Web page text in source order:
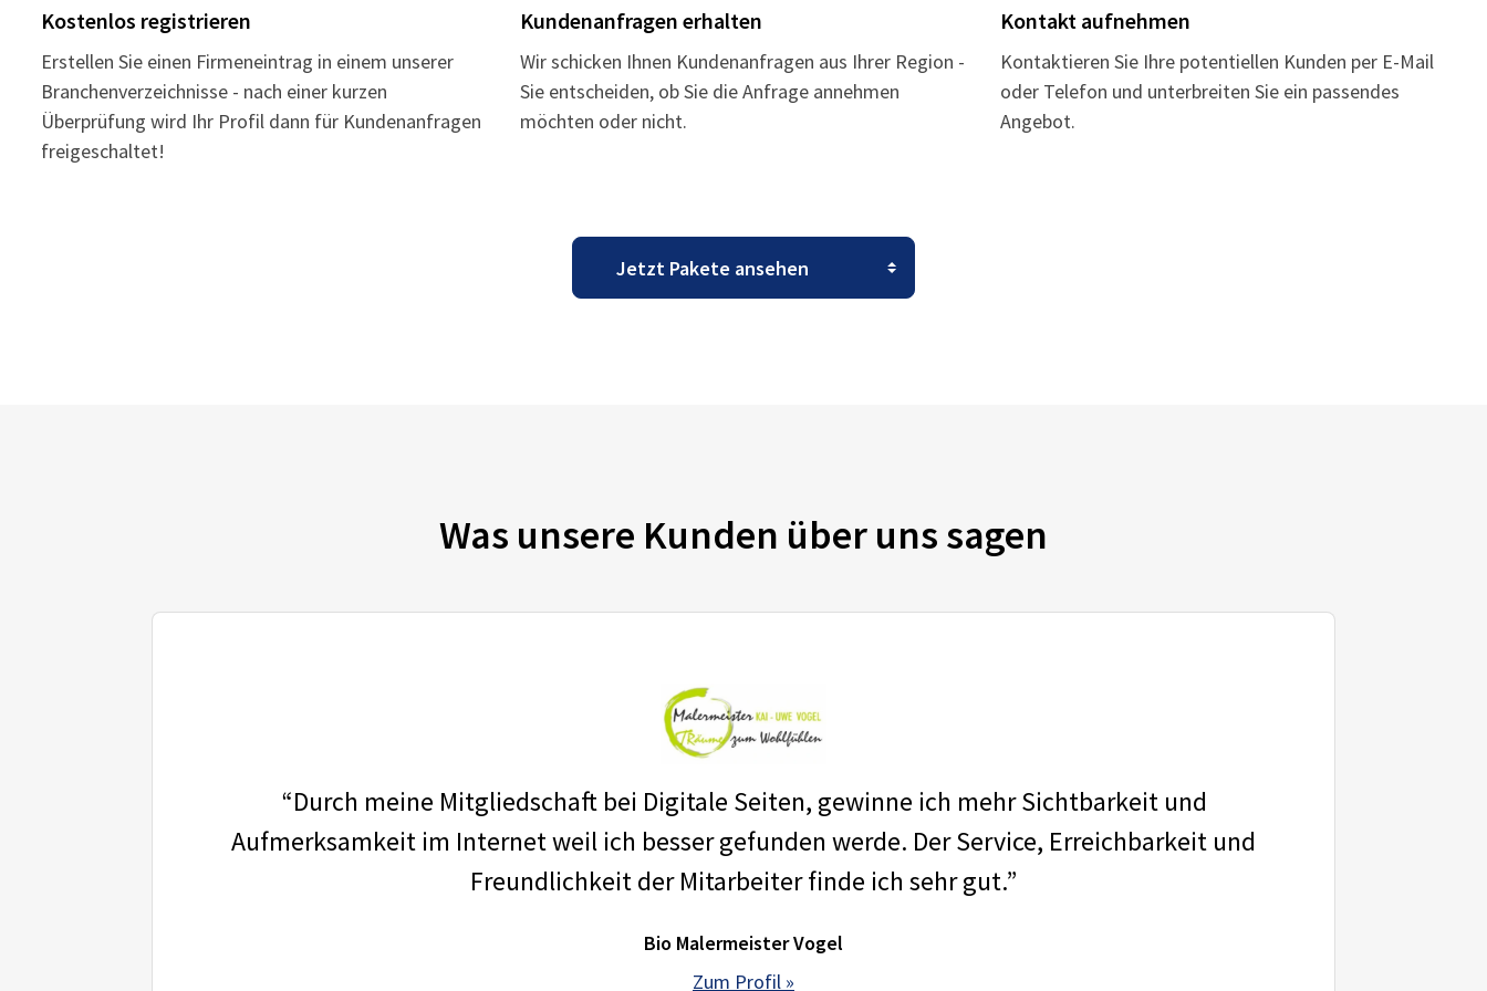
Kostenlos registrieren
Erstellen Sie einen Firmeneintrag in einem unserer
Branchenverzeichnisse - nach einer kurzen
Überprüfung wird Ihr Profil dann für Kundenanfragen
freigeschaltet!
Kundenanfragen erhalten
Wir schicken Ihnen Kundenanfragen aus Ihrer Region -
Sie entscheiden, ob Sie die Anfrage annehmen
möchten oder nicht.
Kontakt aufnehmen
Kontaktieren Sie Ihre potentiellen Kunden per E-Mail
oder Telefon und unterbreiten Sie ein passendes
Angebot.
Was unsere Kunden über uns sagen
“Durch meine Mitgliedschaft bei Digitale Seiten, gewinne ich mehr Sichtbarkeit und
Aufmerksamkeit im Internet weil ich besser gefunden werde. Der Service, Erreichbarkeit und
Freundlichkeit der Mitarbeiter finde ich sehr gut.”
Bio Malermeister Vogel
Zum Profil »